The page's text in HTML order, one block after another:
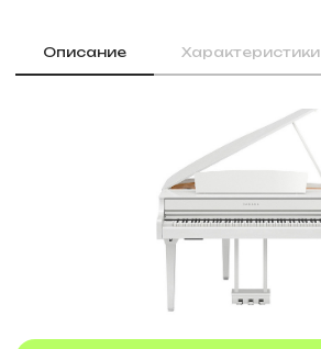
Описание Характеристики